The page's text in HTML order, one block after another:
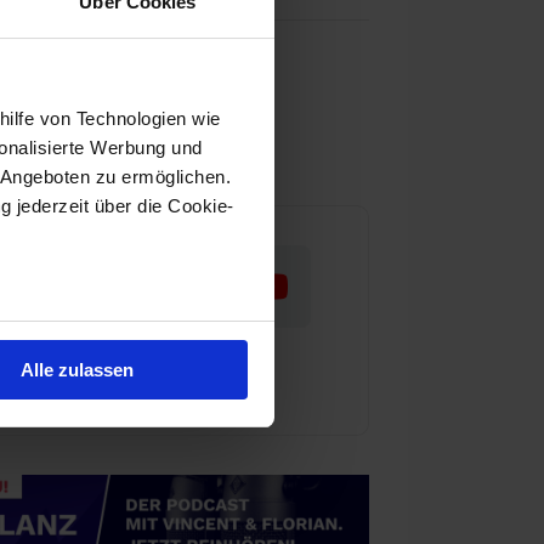
von Technologien wie
Werbung und
zu ermöglichen.
jederzeit über die Cookie-
sein können
Präferenzen im
anbieten zu können
Verwendung unserer
diese Informationen
Alle zulassen
Aktienwelt360 arbeiten